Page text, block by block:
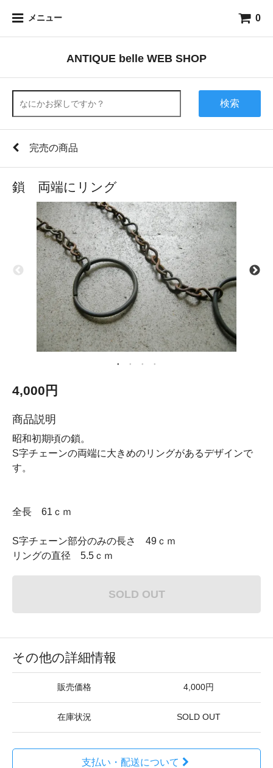
メニュー 0
ANTIQUE belle WEB SHOP
検索
完売の商品
鎖 両端にリング
4,000円
商品説明
昭和初期頃の鎖。
S字チェーンの両端に大きめのリングがあるデザインで
す。
全長 61ｃｍ
S字チェーン部分のみの長さ 49ｃｍ
リングの直径 5.5ｃｍ
SOLD OUT
その他の詳細情報
販売価格 4,000円
在庫状況 SOLD OUT
支払い・配送について